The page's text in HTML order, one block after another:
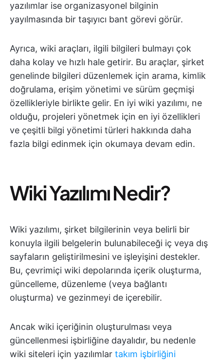
yazılımlar ise organizasyonel bilginin
yayılmasında bir taşıyıcı bant görevi görür.
Ayrıca, wiki araçları, ilgili bilgileri bulmayı çok
daha kolay ve hızlı hale getirir. Bu araçlar, şirket
genelinde bilgileri düzenlemek için arama, kimlik
doğrulama, erişim yönetimi ve sürüm geçmişi
özellikleriyle birlikte gelir. En iyi wiki yazılımı, ne
olduğu, projeleri yönetmek için en iyi özellikleri
ve çeşitli bilgi yönetimi türleri hakkında daha
fazla bilgi edinmek için okumaya devam edin.
Wiki Yazılımı Nedir?
Wiki yazılımı, şirket bilgilerinin veya belirli bir
konuyla ilgili belgelerin bulunabileceği iç veya dış
sayfaların geliştirilmesini ve işleyişini destekler.
Bu, çevrimiçi wiki depolarında içerik oluşturma,
güncelleme, düzenleme (veya bağlantı
oluşturma) ve gezinmeyi de içerebilir.
Ancak wiki içeriğinin oluşturulması veya
güncellenmesi işbirliğine dayalıdır, bu nedenle
wiki siteleri için yazılımlar takım işbirliğini